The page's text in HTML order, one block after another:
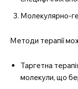
Молекулярно-
Методи терапії
Таргетна
молекули, що